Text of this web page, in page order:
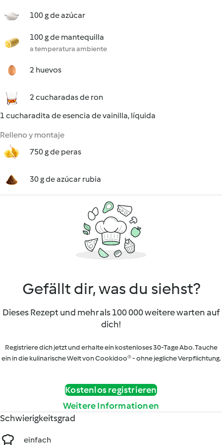
100 g de azúcar
100 g de mantequilla
a temperatura ambiente
2 huevos
2 cucharadas de ron
1 cucharadita de esencia de vainilla, líquida
Relleno y montaje
750 g de peras
30 g de azúcar rubia
Gefällt dir, was du siehst?
Dieses Rezept und mehr als 100 000 weitere warten auf
dich!
Registriere dich jetzt und erhalte ein kostenloses 30-Tage Abo. Tauche
ein in die kulinarische Welt von Cookidoo® - ohne jegliche Verpflichtung.
Kostenlos registrieren
Weitere Informationen
Schwierigkeitsgrad
einfach